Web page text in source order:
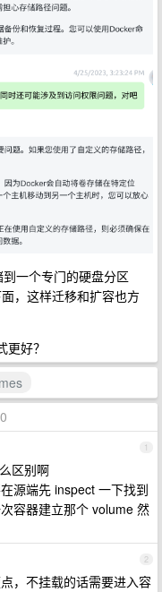
一个专门的硬盘分区
，这样迁移和扩容也方
好？
1
区别啊
源端先 inspect 一下找到
容器建立那个 volume 然
2
，不挂载的话需要进入容